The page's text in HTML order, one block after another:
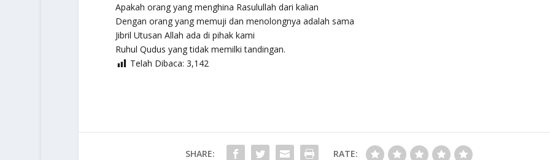
Apakah orang yang menghina Rasulullah dari kalian
Dengan orang yang memuji dan menolongnya adalah sama
Jibril Utusan Allah ada di pihak kami
Ruhul Qudus yang tidak memilki tandingan.
Telah Dibaca: 3,142
SHARE: RATE: